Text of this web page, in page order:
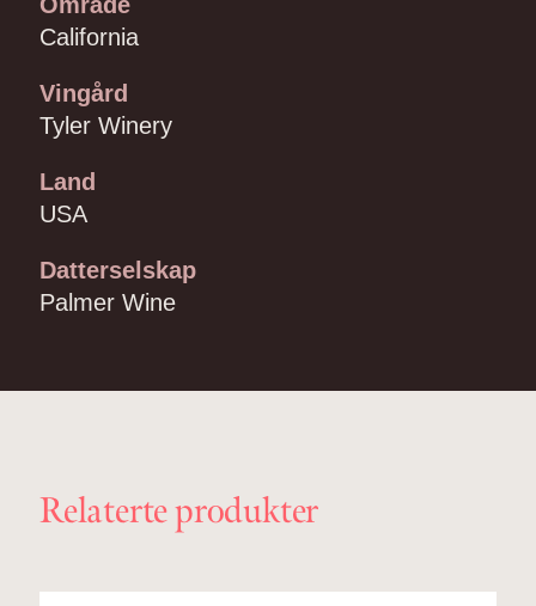
California
Vingård
Tyler Winery
Land
USA
Datterselskap
Palmer Wine
Relaterte produkter